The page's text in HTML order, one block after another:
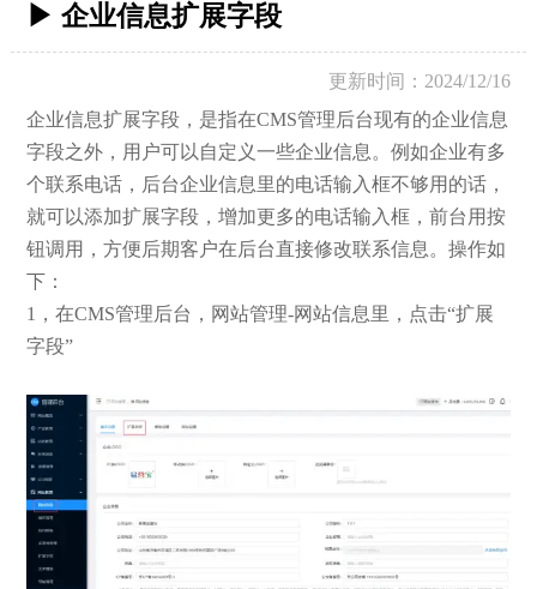
▶ 企业信息扩展字段
更新时间：2024/12/16
企业信息扩展字段，是指在CMS管理后台现有的企业信息
字段之外，用户可以自定义一些企业信息。例如企业有多
个联系电话，后台企业信息里的电话输入框不够用的话，
就可以添加扩展字段，增加更多的电话输入框，前台用按
钮调用，方便后期客户在后台直接修改联系信息。操作如
下：
1，在CMS管理后台，网站管理-网站信息里，点击“扩展
字段”